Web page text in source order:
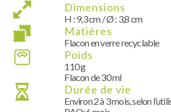
Dimensions
H : 9,3 cm / Ø : 3,8 cm
Matières
Flacon en verre recyclable
Poids
110 g
Flacon de 30 ml
Durée de vie
Environ 2 à 3 mois, selon